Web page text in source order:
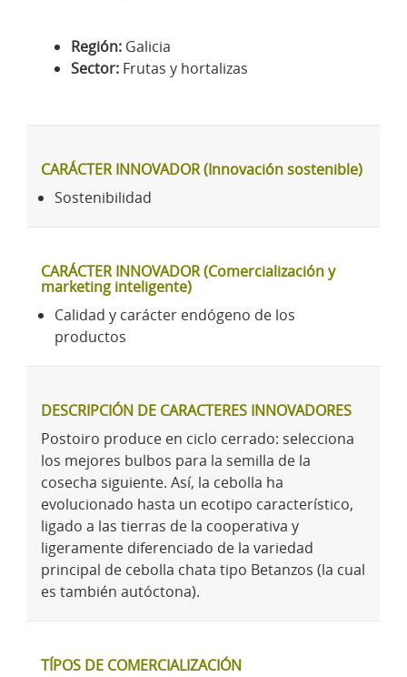
Región: Galicia
Sector: Frutas y hortalizas
CARÁCTER INNOVADOR (Innovación sostenible)
Sostenibilidad
CARÁCTER INNOVADOR (Comercialización y
marketing inteligente)
Calidad y carácter endógeno de los
productos
DESCRIPCIÓN DE CARACTERES INNOVADORES
Postoiro produce en ciclo cerrado: selecciona
los mejores bulbos para la semilla de la
cosecha siguiente. Así, la cebolla ha
evolucionado hasta un ecotipo característico,
ligado a las tierras de la cooperativa y
ligeramente diferenciado de la variedad
principal de cebolla chata tipo Betanzos (la cual
es también autóctona).
TÍPOS DE COMERCIALIZACIÓN